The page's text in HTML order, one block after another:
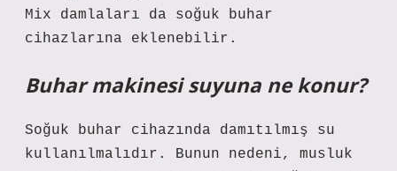
Mix damlaları da soğuk buhar
cihazlarına eklenebilir.
Buhar makinesi suyuna ne konur?
Soğuk buhar cihazında damıtılmış su
kullanılmalıdır. Bunun nedeni, musluk